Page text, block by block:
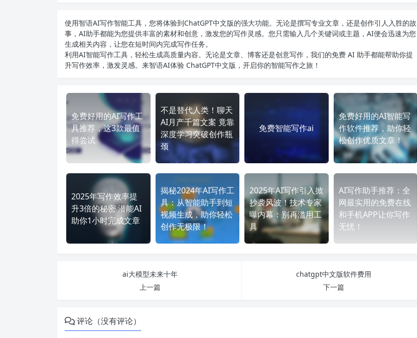
使用智语AI写作智能工具，您将体验到ChatGPT中文版的强大功能。无论是撰写专业文章，还是创作引人入胜的故
事，AI助手都能为您提供丰富的素材和创意，激发您的写作灵感。您只需输入几个关键词或主题，AI便会迅速为您
生成相关内容，让您在短时间内完成写作任务。
利用AI智能写作工具，轻松生成高质量内容。无论是文章、博客还是创意写作，我们的免费 AI 助手都能帮助你提
升写作效率，激发灵感。来智语AI体验 ChatGPT中文版 ，开启你的智能写作之旅！
免费好用的AI写作工
具推荐，这3款最值
得尝试
不是替代人类！聊天
AI月产千篇文案 竟靠
深度学习突破创作瓶
颈
免费智能写作ai
免费好用的AI智能写
作软件推荐，助你轻
松创作优质文章！
2025年写作效率提
升3倍的秘密 潜能AI
助你1小时完成文章
揭秘2024年AI写作工
具：从智能助手到短
视频生成，助你轻松
创作无极限！
2025年AI写作引入掀
抄袭风波！技术专家
曝内幕：别再滥用工
具
AI写作助手推荐：全
网最实用的免费在线
和手机APP让你写作
无忧！
ai大模型未来十年
上一篇
chatgpt中文版软件费用
下一篇
评论（没有评论）